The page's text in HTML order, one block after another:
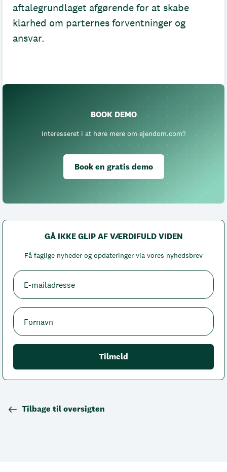
aftalegrundlaget afgørende for at skabe
klarhed om parternes forventninger og
ansvar.
BOOK DEMO
Interesseret i at høre mere om ejendom.com?
Book en gratis demo
GÅ IKKE GLIP AF VÆRDIFULD VIDEN
Få faglige nyheder og opdateringer via vores nyhedsbrev
Tilbage til oversigten